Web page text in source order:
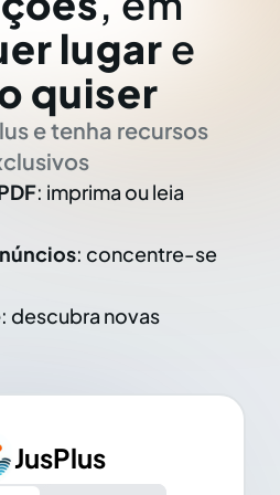
lugar e
quiser
e tenha recursos
: imprima ou leia
: concentre-se
: descubra novas
JusPlus